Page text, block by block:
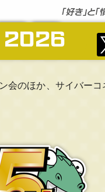
会のほか、サイバーコ